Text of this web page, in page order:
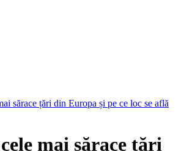
sărace țări din Europa și pe ce loc se află
mai sărace țări